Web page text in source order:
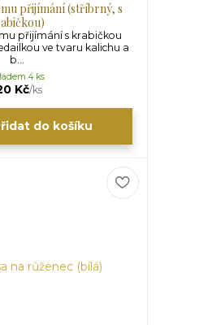
přijímání (stříbrný, s
přijímání s krabičkou
ve tvaru kalichu a
b...
Kč/ks
4 ks
do košíku